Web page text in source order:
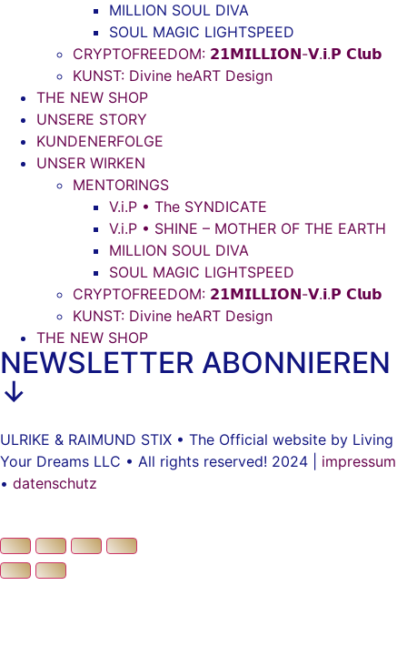
MILLION SOUL DIVA
SOUL MAGIC LIGHTSPEED
CRYPTOFREEDOM: 𝟮𝟭𝗠𝗜𝗟𝗟𝗜𝗢𝗡-𝗩.𝗶.𝗣 𝗖𝗹𝘂𝗯
KUNST: Divine heART Design
THE NEW SHOP
UNSERE STORY
KUNDENERFOLGE
UNSER WIRKEN
MENTORINGS
V.i.P • The SYNDICATE
V.i.P • SHINE – MOTHER OF THE EARTH
MILLION SOUL DIVA
SOUL MAGIC LIGHTSPEED
CRYPTOFREEDOM: 𝟮𝟭𝗠𝗜𝗟𝗟𝗜𝗢𝗡-𝗩.𝗶.𝗣 𝗖𝗹𝘂𝗯
KUNST: Divine heART Design
THE NEW SHOP
NEWSLETTER ABONNIEREN
↓
ULRIKE & RAIMUND STIX • The Official website by Living
Your Dreams LLC • All rights reserved! 2024 | impressum
• datenschutz